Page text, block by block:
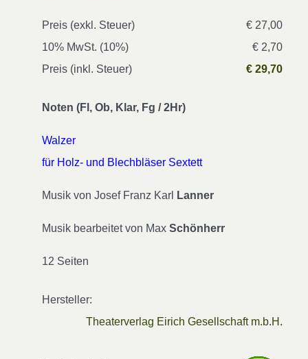
Preis (exkl. Steuer)
€ 27,00
10% MwSt. (10%)
€ 2,70
Preis (inkl. Steuer)
€ 29,70
Noten (Fl, Ob, Klar, Fg / 2Hr)
Walzer
für Holz- und Blechbläser Sextett
Musik von Josef Franz Karl Lanner
Musik bearbeitet von Max Schönherr
12 Seiten
Hersteller:
Theaterverlag Eirich Gesellschaft m.b.H.